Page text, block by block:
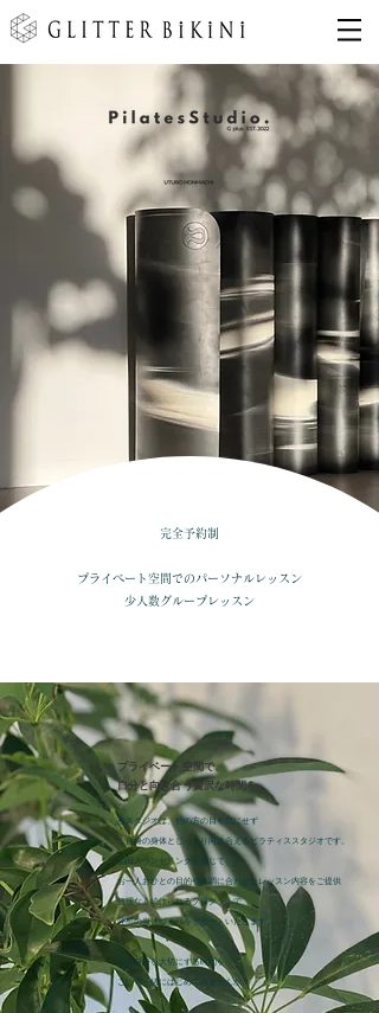
完全予約制
プライベート空間でのパーソナルレッスン
少人数グループレッスン
プライベート空間で、
自分と向き合う贅沢な時間を。
当スタジオは、他の方の目を気にせず
ご自身の身体とじっくり向き合えるピラティススタジオです。
初回カウンセリングを通じて、
お一人おひとの目的や体調に合わせたレッスン内容をご提供
無理なく続けられるプログラムで、
理想の身体づくりをサポートいたします。
自分自身を大切にする時間を
​ここで一緒にはじめてみませんか？